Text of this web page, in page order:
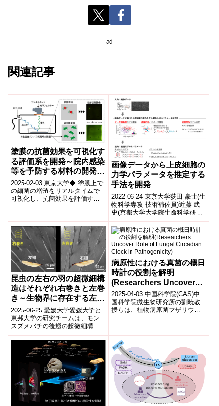
ad
関連記事
塗膜の抗菌効果を可視化す
る評価系を開発～院内感染
等を予防する材料の開発へ
の貢献が期待～
2025-02-03 東京大学◆ 塗膜上で
の細菌の増殖をリアルタイムで
可視化し、抗菌効果を評価する
た塗...
画像データから上皮細胞の
力学パラメータを推定する
手法を開発
2022-06-24 東京大学荻田 豪士(生
物科学専攻 技術補佐員)近藤 武
史(京都大学大学院生命科学研究
科 特定講師)井川 敬介(生物科学
専攻 特任助教(研究...
昆虫の左右の羽の超微細構
造はそれぞれ右巻きと左巻
き～生物界に存在する左と
右の起源の理解につながる
成果～
2025-06-25 愛媛大学愛媛大学と
東邦大学の研究チームは、モン
スズメバチの後翅の超微細構造
を走査電子顕微鏡と赤外円二色
性分光で解析し、左翅と右翅の
毛の螺旋...
病原性における真菌の概日
時計の役割を解明
(Researchers Uncover
Role of Fungal Circadian
Clock in Pathogenicity)
2025-04-03 中国科学院(CAS)中
国科学院微生物研究所の劉暁教
授らは、植物病原菌フザリウ
すこと...